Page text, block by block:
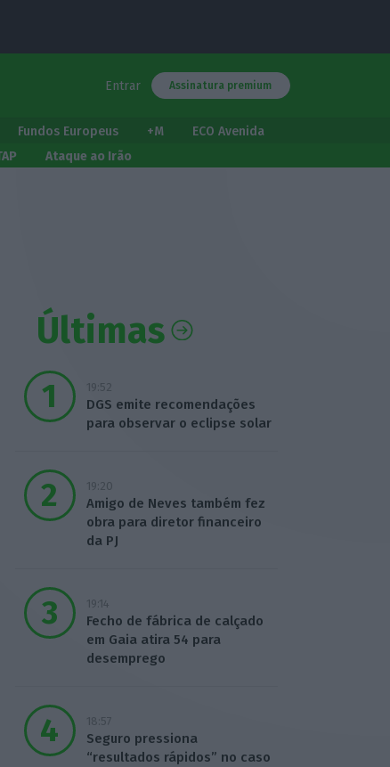
Entrar Assinatura premium
Fundos Europeus +M
ECO Avenida
Ataque ao Irão
Últimas
19:52
DGS emite recomendações
para observar o eclipse solar
19:20
Amigo de Neves também fez
obra para diretor financeiro
da PJ
19:14
Fecho de fábrica de calçado
em Gaia atira 54 para
desemprego
18:57
Seguro pressiona
“resultados rápidos” no caso